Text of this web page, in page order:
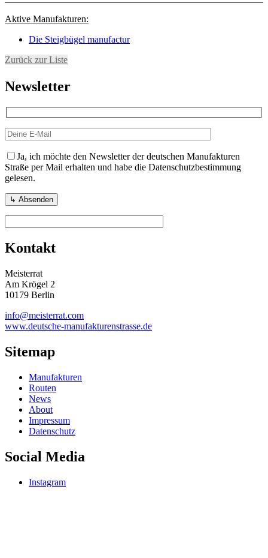
Aktive Manufakturen:
Die Steigbügel manufactur
Zurück zur Liste
Newsletter
Ja, ich möchte den Newsletter der deutschen Manufakturen
Straße per Mail erhalten und habe die Datenschutzbestimmung
gelesen.
Kontakt
Meisterrat
Am Krögel 2
10179 Berlin
info@meisterrat.com
www.deutsche-manufakturenstrasse.de
Sitemap
Manufakturen
Routen
News
About
Impressum
Datenschutz
Social Media
Instagram